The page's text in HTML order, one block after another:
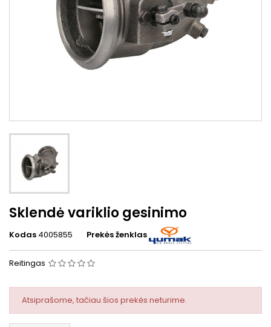
Sklendė variklio gesinimo
Kodas 4005855 Prekės ženklas
Reitingas
Atsiprašome, tačiau šios prekės neturime.